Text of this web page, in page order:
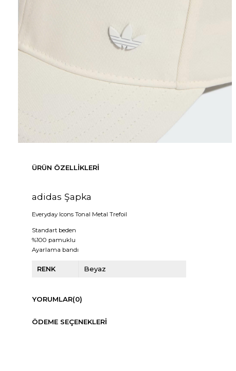
ÜRÜN ÖZELLIKLERI
adidas Şapka
Everyday Icons Tonal Metal Trefoil
Standart beden
%100 pamuklu
Ayarlama bandı
RENK Beyaz
YORUMLAR(0)
ÖDEME SEÇENEKLERI